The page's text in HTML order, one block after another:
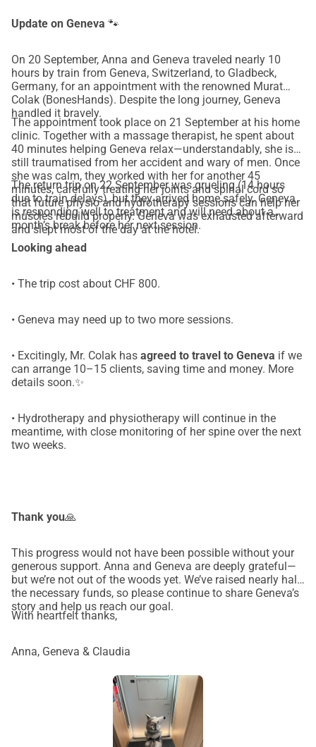
nouveau et soulagera un poids énorme sur leurs épaules,
Vous pouvez suivre le parcours de Genève ici ses progrès et
tous les reçus concernant l'utilisation des fonds seront
publiés et partagés.
Veuillez aider à donner à Genève une seconde chance. Son
prochain pas commence avec vous.
Update on Geneva 🐾
On 20 September, Anna and Geneva traveled nearly 10
hours by train from Geneva, Switzerland, to Gladbeck,
Germany, for an appointment with the renowned Murat
Colak (BonesHands). Despite the long journey, Geneva
handled it bravely.
The appointment took place on 21 September at his home
clinic. Together with a massage therapist, he spent about
40 minutes helping Geneva relax—understandably, she is
still traumatised from her accident and wary of men. Once
she was calm, they worked with her for another 45
minutes, carefully treating her joints and spinal cord so
that future physio and hydrotherapy sessions can help her
muscles rebuild properly. Geneva was exhausted afterward
and slept most of the day at the hotel.
The return trip on 22 September was grueling (14 hours
due to train delays), but they arrived home safely. Geneva
is responding well to treatment and will need about a
month’s break before her next session.
Looking ahead
• The trip cost about CHF 800.
• Geneva may need up to two more sessions.
• Excitingly, Mr. Colak has agreed to travel to Geneva if we
can arrange 10–15 clients, saving time and money. More
details soon.✨
• Hydrotherapy and physiotherapy will continue in the
meantime, with close monitoring of her spine over the next
two weeks.
Thank you🙏
This progress would not have been possible without your
generous support. Anna and Geneva are deeply grateful—
but we’re not out of the woods yet. We’ve raised nearly half
the necessary funds, so please continue to share Geneva’s
story and help us reach our goal.
With heartfelt thanks,
Anna, Geneva & Claudia